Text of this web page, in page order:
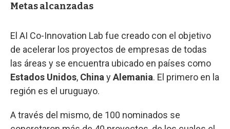
Metas alcanzadas
El AI Co-Innovation Lab fue creado con el objetivo
de acelerar los proyectos de empresas de todas
las áreas y se encuentra ubicado en países como
Estados Unidos, China yAlemania. El primero en la
región es el uruguayo.
A través del mismo, de 100 nominados se